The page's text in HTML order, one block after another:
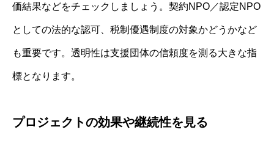
価結果などをチェックしましょう。契約NPO／認定NPO
としての法的な認可、税制優遇制度の対象かどうかなど
も重要です。透明性は支援団体の信頼度を測る大きな指
標となります。
プロジェクトの効果や継続性を見る